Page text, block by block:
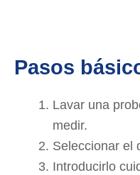
Pasos
Lavar una
medir.
Seleccionar el
Introducirlo